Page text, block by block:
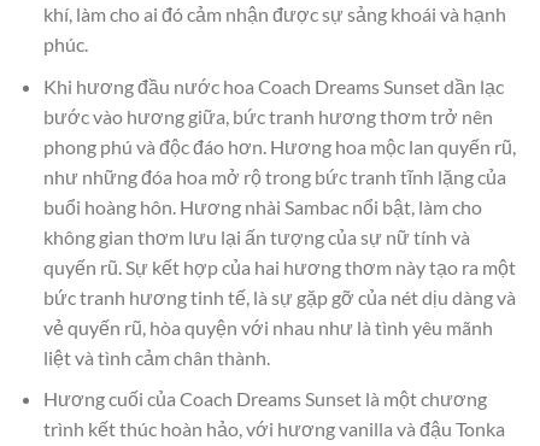
khí, làm cho ai đó cảm nhận được sự sảng khoái và hạnh
phúc.
Khi hương đầu nước hoa Coach Dreams Sunset dần lạc
bước vào hương giữa, bức tranh hương thơm trở nên
phong phú và độc đáo hơn. Hương hoa mộc lan quyến rũ,
như những đóa hoa mở rộ trong bức tranh tĩnh lặng của
buổi hoàng hôn. Hương nhài Sambac nổi bật, làm cho
không gian thơm lưu lại ấn tượng của sự nữ tính và
quyến rũ. Sự kết hợp của hai hương thơm này tạo ra một
bức tranh hương tinh tế, là sự gặp gỡ của nét dịu dàng và
vẻ quyến rũ, hòa quyện với nhau như là tình yêu mãnh
liệt và tình cảm chân thành.
Hương cuối của Coach Dreams Sunset là một chương
trình kết thúc hoàn hảo, với hương vanilla và đậu Tonka